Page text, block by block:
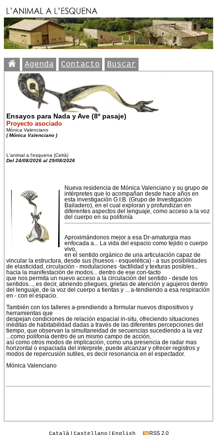
Agenda Contacto Buscar
Ensayos para Nada y Ave (8º pasaje)
Proyecto asociado
Mónica Valenciano
( Mónica Valenciano )
L'animal a l'esquena (Celrà)
Del 24/08/2026 al 29/08/2026
Nueva residencia de Mónica Valenciano y su grupo de
intérpretes que lo acompañan desde hace años en
esta investigación G:I:B. (Grupo de Investigación
Bailadero), en el cual exploran y profundizan en
diferentes aspectos del lenguaje, como acceso a la voz
del cuerpo en su polifonía
Aproximándonos mejor a esa Dr-amaturgia mas
enfocada a... La vida del espacio como tejido o cuerpo
vivo,
en el sentido orgánico de una articulación capaz de
vincular la estructura, desde sus (huesos - esquelética) - a sus posibilidades
de elasticidad, circulación - modulaciones -tactilidad y texturas posibles...
hacia la manifestación de modos... dentro de ese con-tacto
que nos permita un nuevo acceso a la circulación del sentido - desde los
sentidos..., es decir, abriendo pliegues, grietas de atención y agujeros dentro
del lenguaje, de la voz del cuerpo a tientas y ... a-tendiendo a esa respiración
en - con el espacio.
También con los talleres a-prendiendo a formular nuevos dispositivos y
herramientas que
despejan condiciones de relación espacial in-situ, ofreciendo situaciones
inéditas de habitabilidad dadas a través de las diferentes percepciones del
tiempo, que observan la simultaneidad de secuencias sucediendo a la vez
...como polifonía dentro de un mismo campo de acción,
así como otros modos de implicación, como una presencia de radar mas
horizontal o espaciada del interprete, puede alcanzar y ofrecer registros y
modos de repercusión sutiles, es decir resonancia en el espectador.
Mónica Valenciano
Català | Castellano | English RSS 2.0